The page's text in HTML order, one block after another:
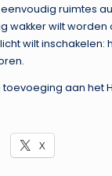
ruimtes
wakker wilt worden
wilt inschakelen:
toevoeging aan het
X